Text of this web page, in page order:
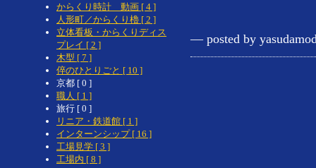
— posted by
からくり時計 動画 [ 4 ]
人形町／からくり櫓 [ 2 ]
立体看板・からくりディス
プレイ [ 2 ]
木型 [ 7 ]
倅のひとりごと [ 10 ]
京都 [ 0 ]
職人 [ 1 ]
旅行 [ 0 ]
リニア・鉄道館 [ 1 ]
インターンシップ [ 16 ]
工場見学 [ 3 ]
工場内 [ 8 ]